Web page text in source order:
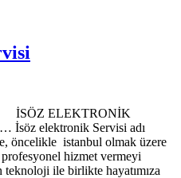
ELEKTRONİK
elektronik Servisi adı
öncelikle istanbul olmak üzere
hizmet vermeyi
ile birlikte hayatımıza